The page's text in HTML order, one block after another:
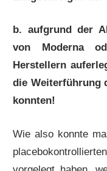
b. aufgrund der
von Moderna
Herstellern
die Weiterführung
konnten!
Wie also konnte